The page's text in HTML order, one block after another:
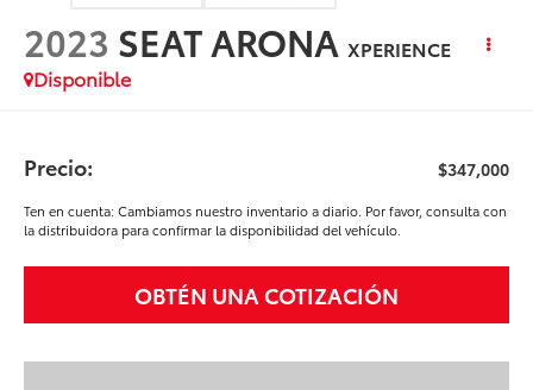
2023 SEAT ARONA XPERIENCE
Disponible
Precio: $347,000
Ten en cuenta: Cambiamos nuestro inventario a diario. Por favor, consulta con
la distribuidora para confirmar la disponibilidad del vehículo.
OBTÉN UNA COTIZACIÓN